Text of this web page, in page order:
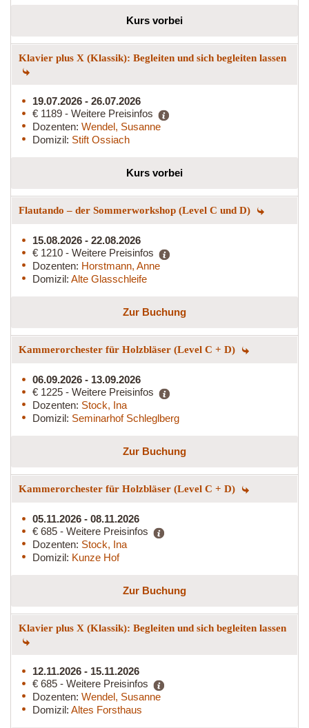
Kurs vorbei
Klavier plus X (Klassik): Begleiten und sich begleiten lassen
19.07.2026 - 26.07.2026
€ 1189 - Weitere Preisinfos
Dozenten: Wendel, Susanne
Domizil: Stift Ossiach
Kurs vorbei
Flautando – der Sommerworkshop (Level C und D)
15.08.2026 - 22.08.2026
€ 1210 - Weitere Preisinfos
Dozenten: Horstmann, Anne
Domizil: Alte Glasschleife
Zur Buchung
Kammerorchester für Holzbläser (Level C + D)
06.09.2026 - 13.09.2026
€ 1225 - Weitere Preisinfos
Dozenten: Stock, Ina
Domizil: Seminarhof Schleglberg
Zur Buchung
Kammerorchester für Holzbläser (Level C + D)
05.11.2026 - 08.11.2026
€ 685 - Weitere Preisinfos
Dozenten: Stock, Ina
Domizil: Kunze Hof
Zur Buchung
Klavier plus X (Klassik): Begleiten und sich begleiten lassen
12.11.2026 - 15.11.2026
€ 685 - Weitere Preisinfos
Dozenten: Wendel, Susanne
Domizil: Altes Forsthaus